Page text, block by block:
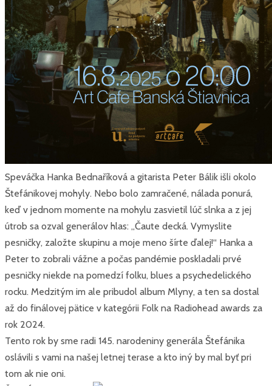
Speváčka Hanka Bednaříková a gitarista Peter Bálik išli okolo
Štefánikovej mohyly. Nebo bolo zamračené, nálada ponurá,
keď v jednom momente na mohylu zasvietil lúč slnka a z jej
útrob sa ozval generálov hlas: „Čaute decká. Vymyslite
pesničky, založte skupinu a moje meno šírte ďalej!“ Hanka a
Peter to zobrali vážne a počas pandémie poskladali prvé
pesničky niekde na pomedzí folku, blues a psychedelického
rocku. Medzitým im ale pribudol album Mlyny, a ten sa dostal
až do finálovej pätice v kategórii Folk na Radiohead awards za
rok 2024.
Tento rok by sme radi 145. narodeniny generála Štefánika
oslávili s vami na našej letnej terase a kto iný by mal byť pri
tom ak nie oni.